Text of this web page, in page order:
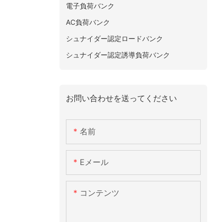
電子負荷バンク
AC負荷バンク
シュナイダー認定ロードバンク
シュナイダー認定誘導負荷バンク
お問い合わせを送ってください
名前
Eメール
コンテンツ